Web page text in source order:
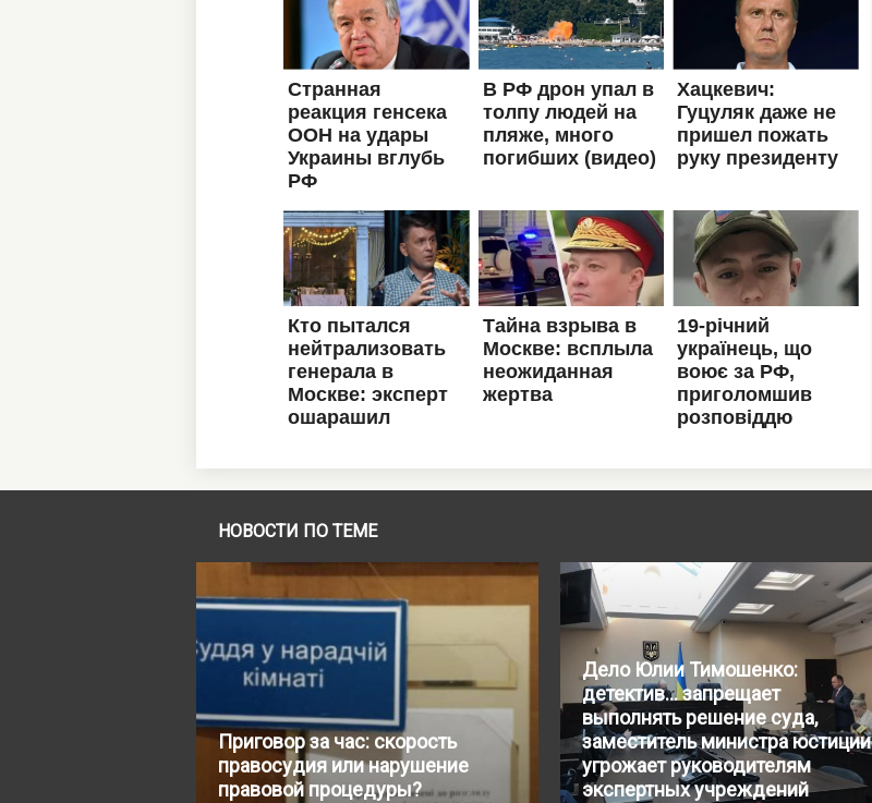
НОВОСТИ ПО ТЕМЕ
Приговор за час: скорость
правосудия или нарушение
правовой процедуры?
Дело Юлии Тимошенко:
детектив… запрещает
выполнять решение суда,
заместитель министра юстиции
угрожает руководителям
экспертных учреждений